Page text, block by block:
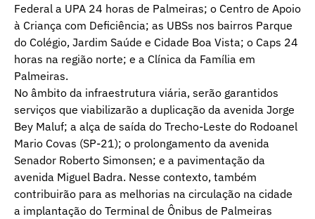
Federal a UPA 24 horas de Palmeiras; o Centro de Apoio
à Criança com Deficiência; as UBSs nos bairros Parque
do Colégio, Jardim Saúde e Cidade Boa Vista; o Caps 24
horas na região norte; e a Clínica da Família em
Palmeiras.
No âmbito da infraestrutura viária, serão garantidos
serviços que viabilizarão a duplicação da avenida Jorge
Bey Maluf; a alça de saída do Trecho-Leste do Rodoanel
Mario Covas (SP-21); o prolongamento da avenida
Senador Roberto Simonsen; e a pavimentação da
avenida Miguel Badra. Nesse contexto, também
contribuirão para as melhorias na circulação na cidade
a implantação do Terminal de Ônibus de Palmeiras